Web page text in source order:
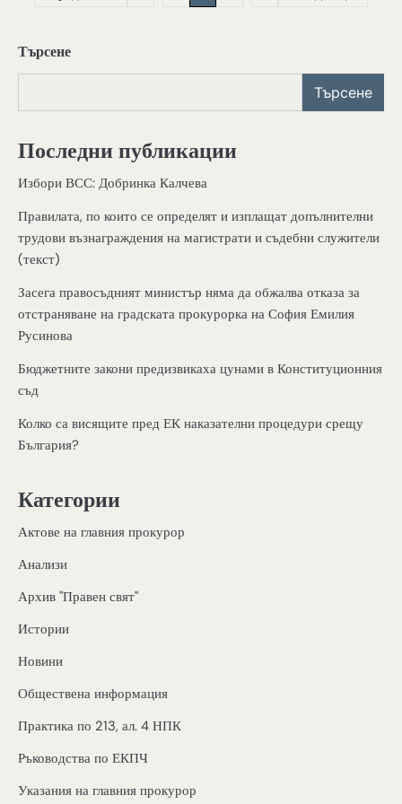
Търсене
Търсене
Последни публикации
Избори ВСС: Добринка Калчева
Правилата, по които се определят и изплащат допълнителни
трудови възнаграждения на магистрати и съдебни служители
(текст)
Засега правосъдният министър няма да обжалва отказа за
отстраняване на градската прокурорка на София Емилия
Русинова
Бюджетните закони предизвикаха цунами в Конституционния
съд
Колко са висящите пред ЕК наказателни процедури срещу
България?
Категории
Актове на главния прокурор
Анализи
Архив "Правен свят"
Истории
Новини
Обществена информация
Практика по 213, ал. 4 НПК
Ръководства по ЕКПЧ
Указания на главния прокурор